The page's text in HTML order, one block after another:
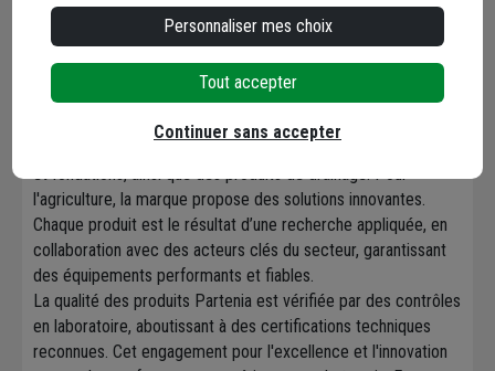
équipements de pointe pour les secteurs du bâtiment, de
l'industrie et de l'agriculture. L'ensemble de la production est
réalisé en Finlande, dans des usines contrôlant chaque étape,
de la matière première au produit fini.
Pour la construction, vous trouverez des solutions de
et fondations, ainsi que des produits de drainage. Pour
l'agriculture, la marque propose des solutions innovantes.
Chaque produit est le résultat d’une recherche appliquée, en
collaboration avec des acteurs clés du secteur, garantissant
des équipements performants et fiables.
La qualité des produits Partenia est vérifiée par des contrôles
en laboratoire, aboutissant à des certifications techniques
reconnues. Cet engagement pour l'excellence et l'innovation
Personnaliser mes choix
Tout accepter
Continuer sans accepter